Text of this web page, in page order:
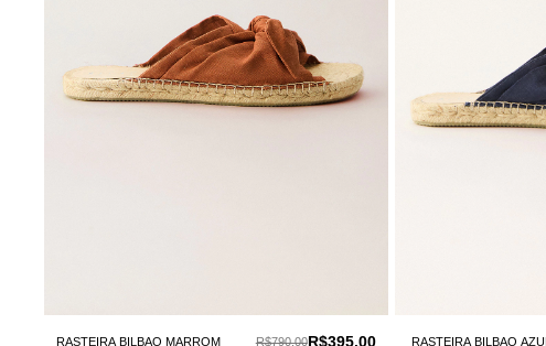
RASTEIRA BILBAO MARROM R$395,00
R$790,00 RASTEIRA BILBAO AZUL